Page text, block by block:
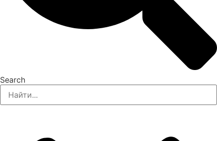
Search